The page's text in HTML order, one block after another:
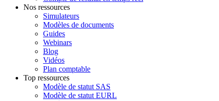
Nos ressources
Simulateurs
Modèles de documents
Guides
Webinars
Blog
Vidéos
Plan comptable
Top ressources
Modèle de statut SAS
Modèle de statut EURL